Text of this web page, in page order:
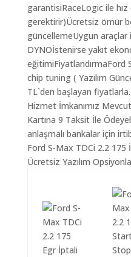
garantisiRaceLogic ile
gerektirir)Ücretsiz ömür
güncellemeUygun araçlar
DYNOİstenirse yakıt
eğitimiFiyatlandırmaFord
chip tuning ( Yazılım
TL`den başlayan
Hizmet İmkanımız
Kartına 9 Taksit İle
anlaşmalı bankalar için
Ford S-Max TDCi 2.2 175
Ücretsiz Yazılım